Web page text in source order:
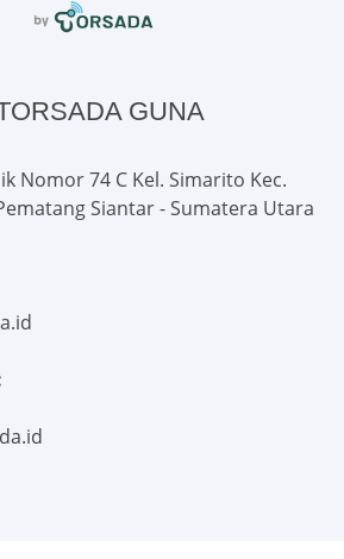
GUNA
Nomor 74 C Kel. Simarito Kec.
Siantar - Sumatera Utara